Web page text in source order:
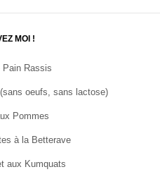
MOI !
Pain Rassis
oeufs, sans lactose)
Pommes
à la Betterave
aux Kumquats